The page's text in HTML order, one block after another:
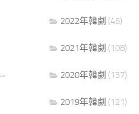
2022年韓劇 (46)
2021年韓劇 (108)
2020年韓劇 (137)
2019年韓劇 (121)